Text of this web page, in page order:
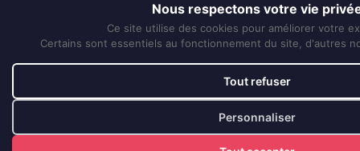
Nous respectons votre vie
Ce site utilise des cookies pour améliorer votre
Certains sont essentiels au fonctionnement du site, d'autres
Tout refuser
Personnaliser